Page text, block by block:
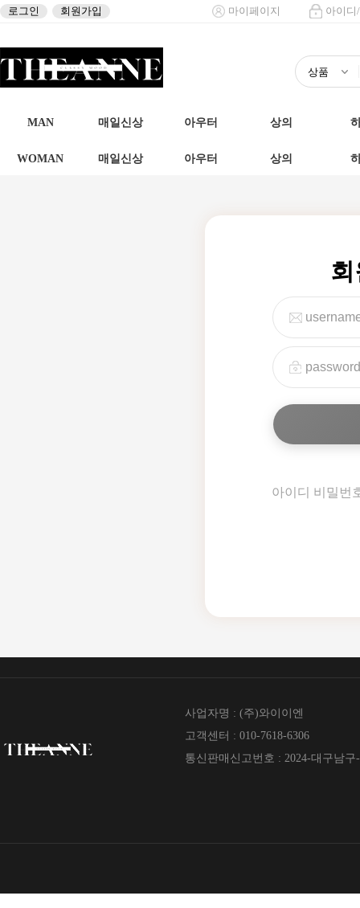
로그인 회원가입 마이페이지 아이디
MAN 매일신상 아우터 상의
WOMAN 매일신상 아우터 상의
아이디 비밀번
사업자명 : (주)와이이엔
고객센터 : 010-7618-6306
통신판매신고번호 : 2024-대구남구